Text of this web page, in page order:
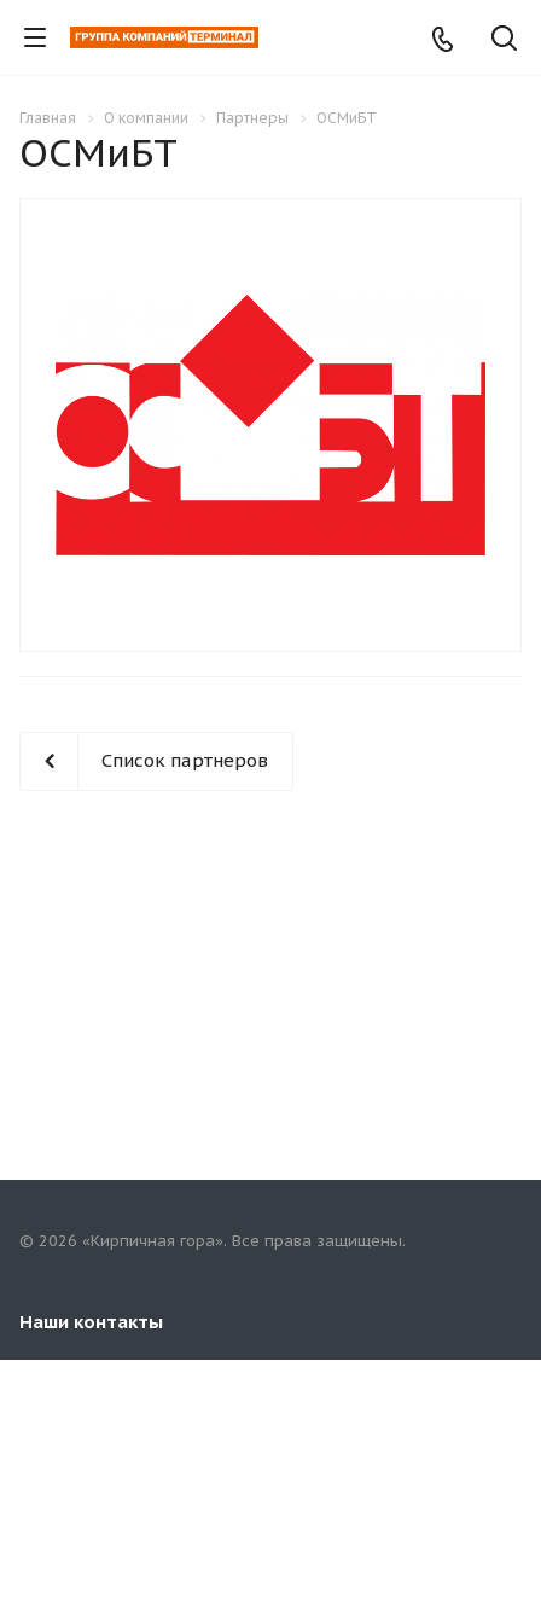
Главная О компании Партнеры ОСМиБТ
ОСМиБТ
Список партнеров
© 2026 «Кирпичная гора». Все права защищены.
Наши контакты
8 (831) 452-96-82